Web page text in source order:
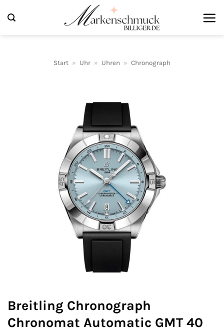
Inhalt
Start » Uhr » Uhren » Chronograph
Breitling Chronograph
Chronomat Automatic GMT 40